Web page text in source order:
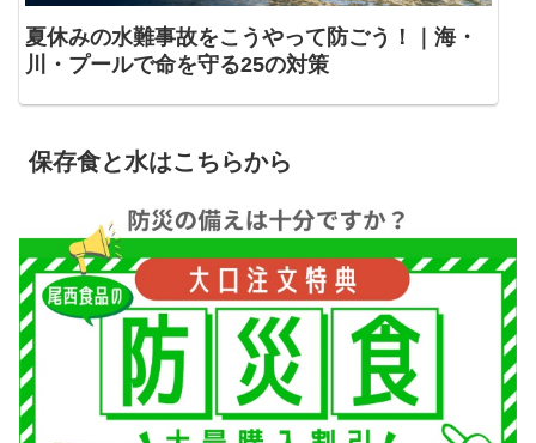
夏休みの水難事故をこうやって防ごう！｜海・
川・プールで命を守る25の対策
保存食と水はこちらから